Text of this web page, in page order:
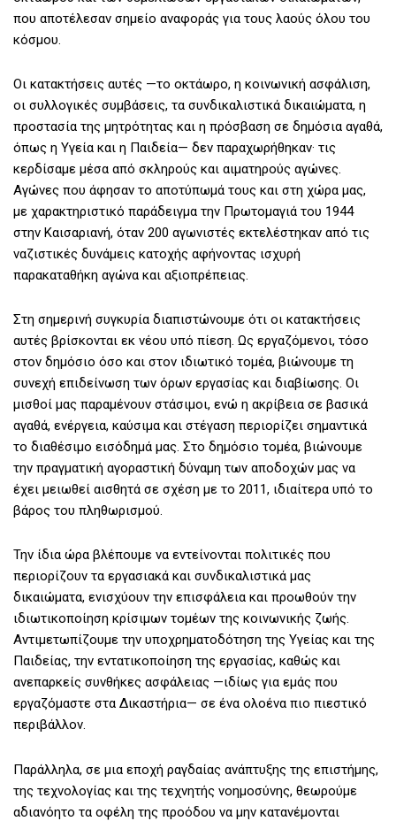
που αποτέλεσαν σημείο αναφοράς για τους λαούς όλου του
κόσμου.
Οι κατακτήσεις αυτές —το οκτάωρο, η κοινωνική ασφάλιση,
οι συλλογικές συμβάσεις, τα συνδικαλιστικά δικαιώματα, η
προστασία της μητρότητας και η πρόσβαση σε δημόσια αγαθά,
όπως η Υγεία και η Παιδεία— δεν παραχωρήθηκαν· τις
κερδίσαμε μέσα από σκληρούς και αιματηρούς αγώνες.
Αγώνες που άφησαν το αποτύπωμά τους και στη χώρα μας,
με χαρακτηριστικό παράδειγμα την Πρωτομαγιά του 1944
στην Καισαριανή, όταν 200 αγωνιστές εκτελέστηκαν από τις
ναζιστικές δυνάμεις κατοχής αφήνοντας ισχυρή
παρακαταθήκη αγώνα και αξιοπρέπειας.
Στη σημερινή συγκυρία διαπιστώνουμε ότι οι κατακτήσεις
αυτές βρίσκονται εκ νέου υπό πίεση. Ως εργαζόμενοι, τόσο
στον δημόσιο όσο και στον ιδιωτικό τομέα, βιώνουμε τη
συνεχή επιδείνωση των όρων εργασίας και διαβίωσης. Οι
μισθοί μας παραμένουν στάσιμοι, ενώ η ακρίβεια σε βασικά
αγαθά, ενέργεια, καύσιμα και στέγαση περιορίζει σημαντικά
το διαθέσιμο εισόδημά μας. Στο δημόσιο τομέα, βιώνουμε
την πραγματική αγοραστική δύναμη των αποδοχών μας να
έχει μειωθεί αισθητά σε σχέση με το 2011, ιδιαίτερα υπό το
βάρος του πληθωρισμού.
Την ίδια ώρα βλέπουμε να εντείνονται πολιτικές που
περιορίζουν τα εργασιακά και συνδικαλιστικά μας
δικαιώματα, ενισχύουν την επισφάλεια και προωθούν την
ιδιωτικοποίηση κρίσιμων τομέων της κοινωνικής ζωής.
Αντιμετωπίζουμε την υποχρηματοδότηση της Υγείας και της
Παιδείας, την εντατικοποίηση της εργασίας, καθώς και
ανεπαρκείς συνθήκες ασφάλειας —ιδίως για εμάς που
εργαζόμαστε στα Δικαστήρια— σε ένα ολοένα πιο πιεστικό
περιβάλλον.
Παράλληλα, σε μια εποχή ραγδαίας ανάπτυξης της επιστήμης,
της τεχνολογίας και της τεχνητής νοημοσύνης, θεωρούμε
αδιανόητο τα οφέλη της προόδου να μην κατανέμονται